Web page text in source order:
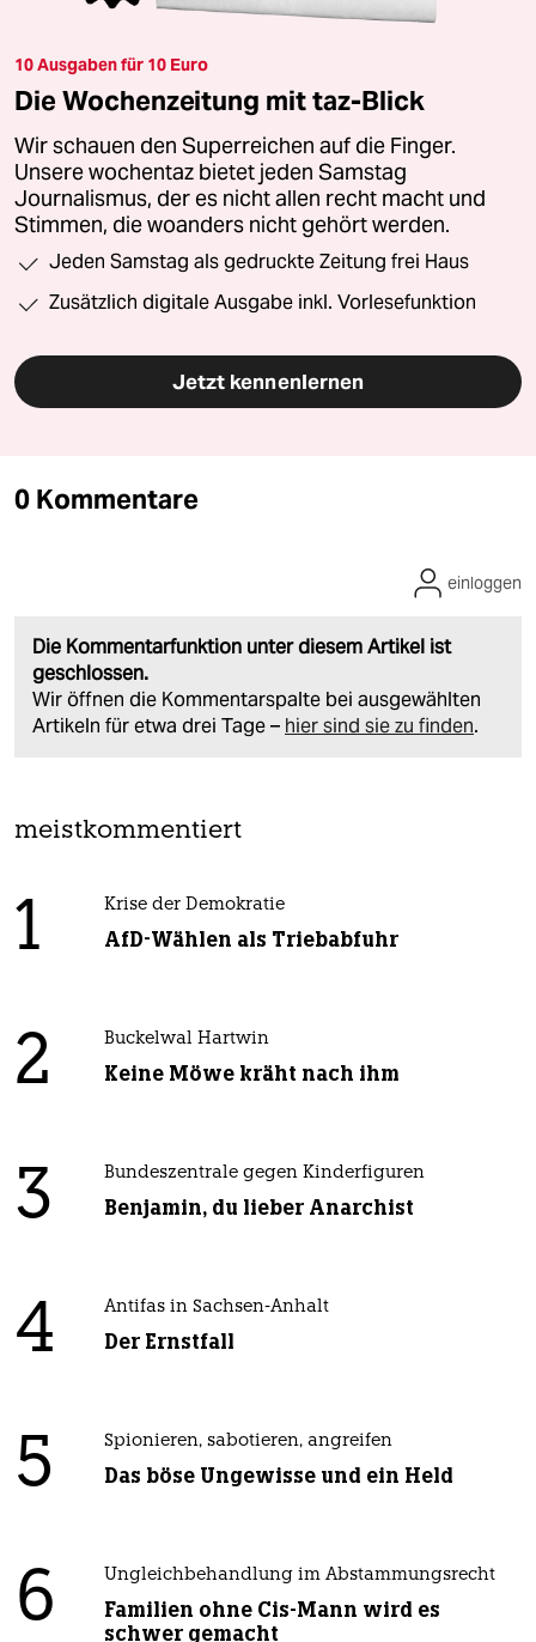
10 Ausgaben für 10 Euro
Die Wochenzeitung mit taz-Blick
Wir schauen den Superreichen auf die Finger.
Unsere wochentaz bietet jeden Samstag
Journalismus, der es nicht allen recht macht und
Stimmen, die woanders nicht gehört werden.
Jeden Samstag als gedruckte Zeitung frei Haus
Zusätzlich digitale Ausgabe inkl. Vorlesefunktion
Jetzt kennenlernen
0 Kommentare
Die Kommentarfunktion unter diesem Artikel ist
geschlossen.
Wir öffnen die Kommentarspalte bei ausgewählten
Artikeln für etwa drei Tage – hier sind sie zu finden.
einloggen
meistkommentiert
1 Krise der Demokratie
AfD-Wählen als Triebabfuhr
2 Buckelwal Hartwin
Keine Möwe kräht nach ihm
3 Bundeszentrale gegen Kinderfiguren
Benjamin, du lieber Anarchist
4 Antifas in Sachsen-Anhalt
Der Ernstfall
5 Spionieren, sabotieren, angreifen
Das böse Ungewisse und ein Held
6 Ungleichbehandlung im Abstammungsrecht
Familien ohne Cis-Mann wird es
schwer gemacht